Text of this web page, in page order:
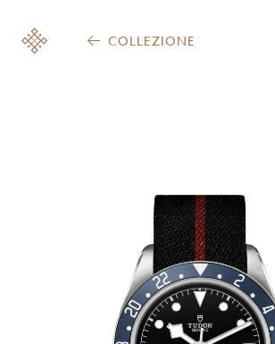
COLLEZIONE